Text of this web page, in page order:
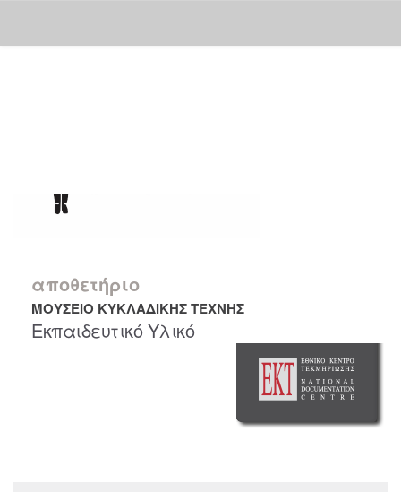
αποθετήριο
ΜΟΥΣΕΙΟ ΚΥΚΛΑΔΙΚΗΣ ΤΕΧΝΗΣ
Εκπαιδευτικό Υλικό